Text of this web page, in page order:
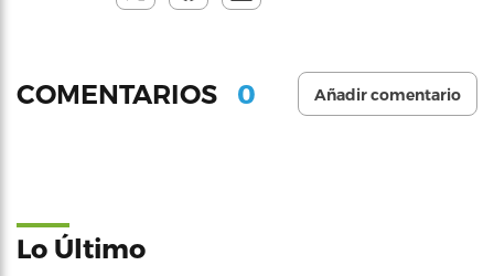
COMENTARIOS 0 Añadir comentario
Lo Último